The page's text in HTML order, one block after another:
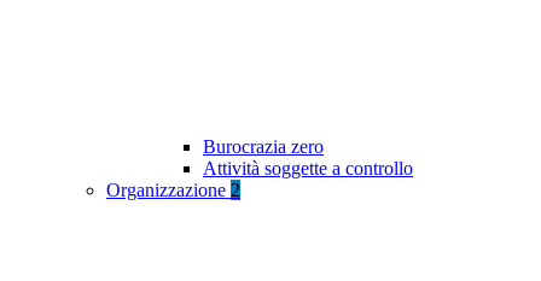
Burocrazia zero
Attività soggette a controllo
Organizzazione 2